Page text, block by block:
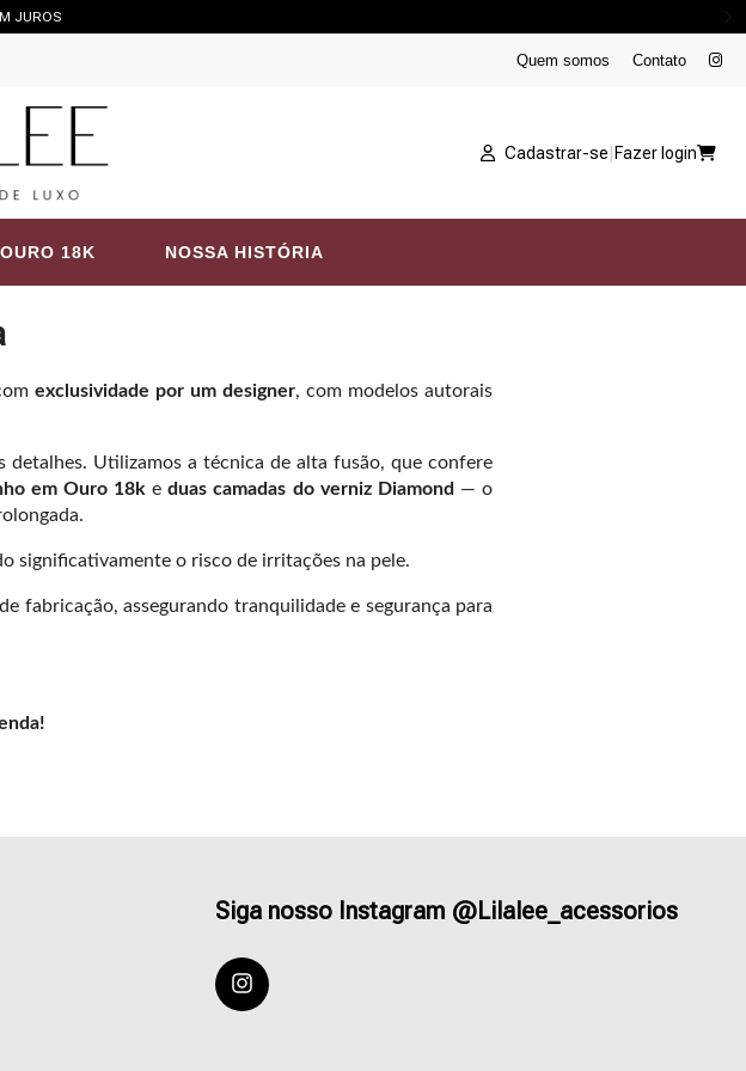
JUROS
Quem somos Contato
Cadastrar-se Fazer login
18K NOSSA HISTÓRIA
exclusividade por um designer, com modelos autorais
detalhes. Utilizamos a técnica de alta fusão, que confere
em Ouro 18k eduas camadas do verniz Diamond — o
significativamente o risco de irritações na pele.
fabricação, assegurando tranquilidade e segurança para
Siga nosso Instagram @Lilalee_acessorios